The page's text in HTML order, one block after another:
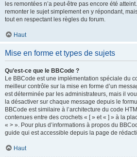
les remontées n’a peut-être pas encore été
remonter le sujet simplement en y répondant,
tout en respectant les règles du forum.
Haut
Mise en forme et types de sujets
Qu’est-ce que le BBCode ?
Le BBCode est une implémentation spéciale du
meilleur contrôle sur la mise en forme d’un
est déterminée par les administrateurs, mais il
la désactiver sur chaque message depuis le
BBCode est similaire à l’architecture du code
contenues entre des crochets « [ » et « ] » à la
« > ». Pour plus d’informations à propos du
guide qui est accessible depuis la page de
Haut